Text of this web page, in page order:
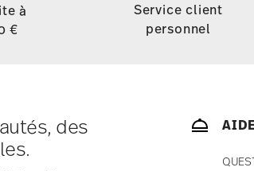
à € 12,90 par commande./li>
stock.
avec UPS (livraison standard).
à
€
Service client
personnel
des